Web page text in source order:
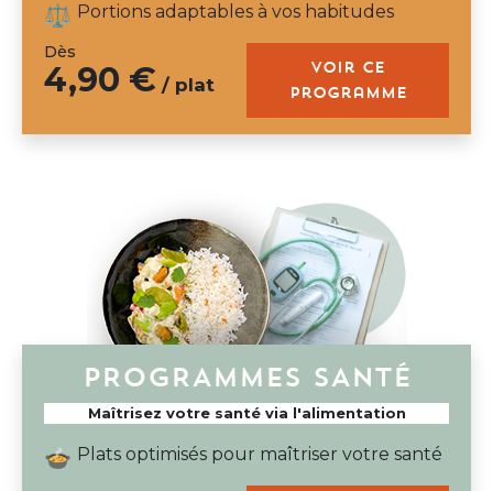
⚖️ Portions adaptables à vos habitudes
Dès
4,90 € / plat
Voir ce
programme
PROGRAMMES SANTÉ
Maîtrisez votre santé via l'alimentation
🍲 Plats optimisés pour maîtriser votre santé